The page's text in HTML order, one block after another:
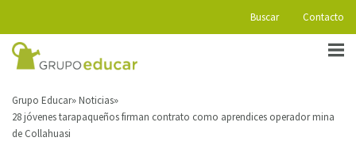
Buscar Contacto
Grupo Educar Noticias
28 jóvenes tarapaqueños firman contrato como aprendices operador mina
de Collahuasi